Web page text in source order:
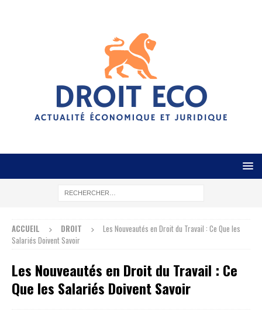
ACCUEIL DROIT
Les Nouveautés en Droit du Travail : Ce Que les
Salariés Doivent Savoir
Les Nouveautés en Droit du Travail : Ce
Que les Salariés Doivent Savoir